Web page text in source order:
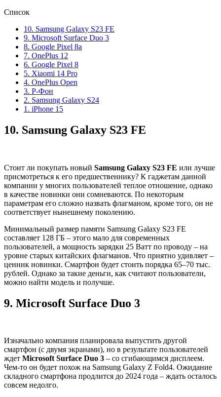
Список
10. Samsung Galaxy S23 FE
9. Microsoft Surface Duo 3
8. Google Pixel 8a
7. OnePlus 12
6. Google Pixel 8
5. Xiaomi 14 Pro
4. OnePlus Open
3. Р-Фон
2. Samsung Galaxy S24
1. iPhone 15
10. Samsung Galaxy S23 FE
Стоит ли покупать новый Samsung Galaxy S23 FE или лучше
присмотреться к его предшественнику? К гаджетам данной
компании у многих пользователей теплое отношение, однако
в качестве новинки они сомневаются. По некоторым
параметрам его сложно назвать флагманом, кроме того, он не
соответствует нынешнему поколению.
Минимальный размер памяти Samsung Galaxy S23 FE
составляет 128 ГБ – этого мало для современных
пользователей, а мощность зарядки 25 Ватт по проводу – на
уровне старых китайских флагманов. Что приятно удивляет –
ценник новинки. Смартфон будет стоить порядка 65–70 тыс.
рублей. Однако за такие деньги, как считают пользователи,
можно найти модель и получше.
9. Microsoft Surface Duo 3
Изначально компания планировала выпустить другой
смартфон (с двумя экранами), но в результате пользователей
ждет Microsoft Surface Duo 3 – со сгибающимся дисплеем.
Чем-то он будет похож на Samsung Galaxy Z Fold4. Ожидание
складного смартфона продлится до 2024 года – ждать осталось
совсем недолго.